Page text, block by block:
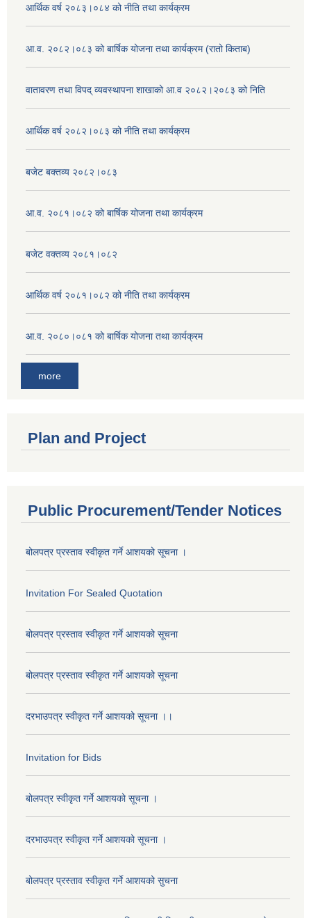
आर्थिक वर्ष २०८३।०८४ को नीति तथा कार्यक्रम
आ.व. २०८२।०८३ को बार्षिक योजना तथा कार्यक्रम (रातो किताब)
वातावरण तथा विपद् व्यवस्थापना शाखाको आ.व २०८२।२०८३ को निति
आर्थिक वर्ष २०८२।०८३ को नीति तथा कार्यक्रम
बजेट बक्तव्य २०८२।०८३
आ.व. २०८१।०८२ को बार्षिक योजना तथा कार्यक्रम
बजेट वक्तव्य २०८१।०८२
आर्थिक वर्ष २०८१।०८२ को नीति तथा कार्यक्रम
आ.व. २०८०।०८१ को बार्षिक योजना तथा कार्यक्रम
more
Plan and Project
Public Procurement/Tender Notices
बोलपत्र प्रस्ताव स्वीकृत गर्ने आशयको सूचना ।
Invitation For Sealed Quotation
बोलपत्र प्रस्ताव स्वीकृत गर्ने आशयको सूचना
बोलपत्र प्रस्ताव स्वीकृत गर्ने आशयको सूचना
दरभाउपत्र स्वीकृत गर्ने आशयको सूचना ।।
Invitation for Bids
बोलपत्र स्वीकृत गर्ने आशयको सूचना ।
दरभाउपत्र स्वीकृत गर्ने आशयको सूचना ।
बोलपत्र प्रस्ताव स्वीकृत गर्ने आशयको सुचना